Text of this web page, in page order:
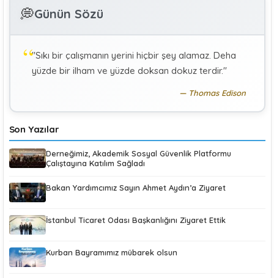
G
Özel Sağlık Hizmeti Sunucularında Görev Yapan
K KÜBRA KOÇ
Uluslararası Sosyal Politika Bağlamında İkili Sosyal
💭Günün Sözü
"Sıkı bir çalışmanın yerini hiçbir şey alamaz. Deha
yüzde bir ilham ve yüzde doksan dokuz terdir."
Thomas Edison
Son Yazılar
Derneğimiz, Akademik Sosyal Güvenlik Platformu
Çalıştayına Katılım Sağladı
Bakan Yardımcımız Sayın Ahmet Aydın’a Ziyaret
İstanbul Ticaret Odası Başkanlığını Ziyaret Ettik
Kurban Bayramımız mübarek olsun